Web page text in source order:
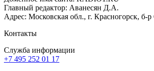
Главный редактор: Аванесян Д.А.
Адрес: Московская обл., г. Красногорск,
Контакты
Служба информации
+7 495 252 01 17